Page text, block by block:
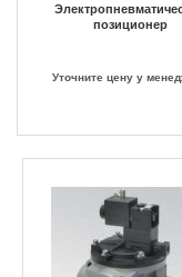
позиционер
Уточните цену у